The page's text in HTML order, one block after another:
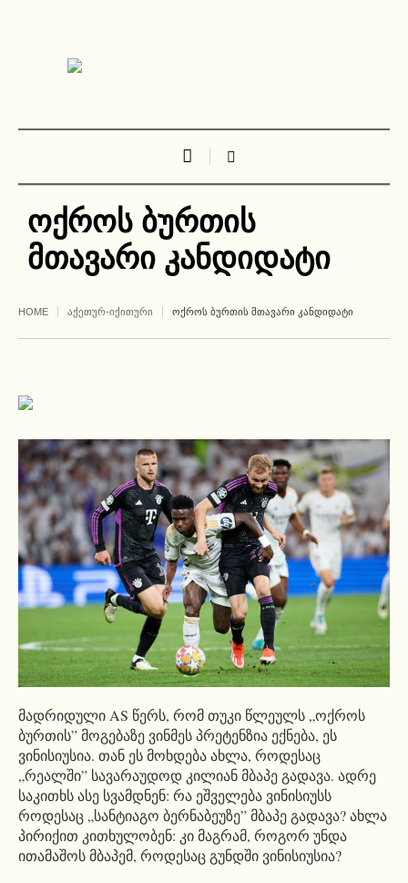
ოქროს ბურთის
მთავარი კანდიდატი
HOME ᲐᲥᲔᲗᲣᲠ-ᲘᲥᲘᲗᲣᲠᲘ ᲝᲥᲠᲝᲡ ᲑᲣᲠᲗᲘᲡ ᲛᲗᲐᲕᲐᲠᲘ ᲙᲐᲜᲓᲘᲓᲐᲢᲘ
მადრიდული AS წერს, რომ თუკი წლეულს „ოქროს
ბურთის” მოგებაზე ვინმეს პრეტენზია ექნება, ეს
ვინისიუსია. თან ეს მოხდება ახლა, როდესაც
„რეალში” სავარაუდოდ კილიან მბაპე გადავა. ადრე
საკითხს ასე სვამდნენ: რა ეშველება ვინისიუსს
როდესაც „სანტიაგო ბერნაბეუზე” მბაპე გადავა? ახლა
პირიქით კითხულობენ: კი მაგრამ, როგორ უნდა
ითამაშოს მბაპემ, როდესაც გუნდში ვინისიუსია?